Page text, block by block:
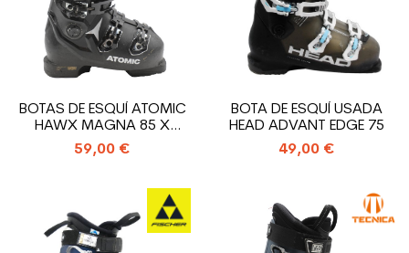
BOTAS DE ESQUÍ ATOMIC
HAWX MAGNA 85 X
USADAS
59,00 €
BOTA DE ESQUÍ USADA
HEAD ADVANT EDGE 75
49,00 €